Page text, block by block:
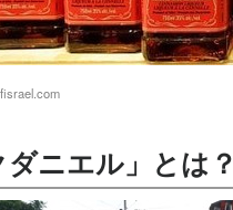
ダニエル」とは？